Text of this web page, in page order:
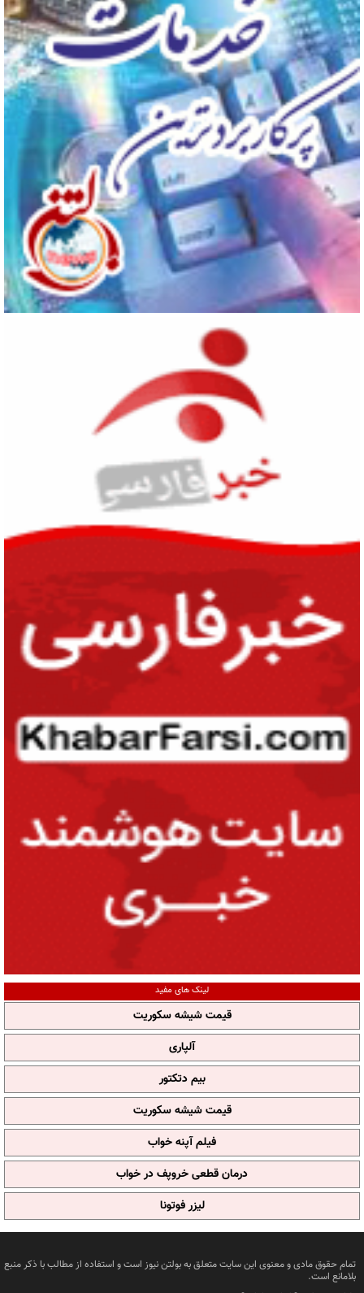
لینک های مفید
قیمت شیشه سکوریت
آلپاری
بیم دتکتور
قیمت شیشه سکوریت
فیلم آپنه خواب
درمان قطعی خروپف در خواب
لیزر فوتونا
تمام حقوق مادی و معنوی این سایت متعلق به بولتن نیوز است و استفاده از مطالب با ذکر منبع
بلامانع است.